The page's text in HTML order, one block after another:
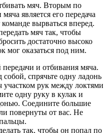
мяч. Вторым по
является его передача
вырваться вперед.
мяч так, чтобы
достаточно высоко
мог оказаться под ним.
и отбивания мяча.
спрячьте одну ладонь
участком рук между локтями
одну руку в кулак и
Соедините большие
повернуты от вас. Не
так, чтобы он попал по